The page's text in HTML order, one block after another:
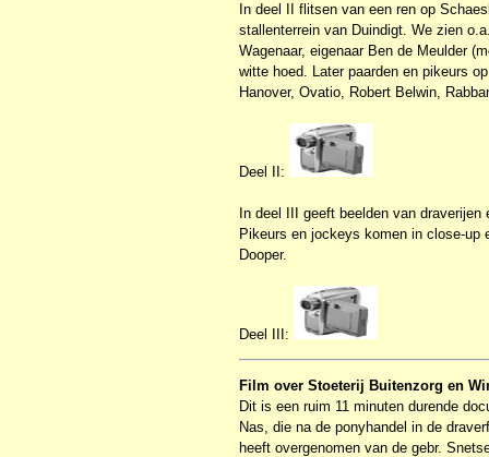
In deel II flitsen van een ren op
stallenterrein van Duindigt. We zien
Wagenaar, eigenaar Ben de Meulder
witte hoed. Later paarden en pikeurs
Hanover, Ovatio, Robert Belwin,
Deel II:
In deel III geeft beelden van
Pikeurs en jockeys komen in close-up
Dooper.
Deel III:
Film over Stoeterij Buitenzorg en
Dit is een ruim 11 minuten durende
Nas, die na de ponyhandel in de
heeft overgenomen van de gebr.